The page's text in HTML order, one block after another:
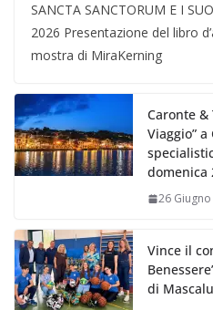
SANCTA SANCTORUM E I
2026 Presentazione del libro
mostra di MiraKerning
Caronte &
Viaggio”
domenica
26
Vince il
di